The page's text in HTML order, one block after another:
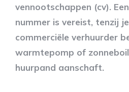
vennootschappen (cv).
nummer is vereist, tenzij
commerciële verhuurder
warmtepomp of
huurpand aanschaft.